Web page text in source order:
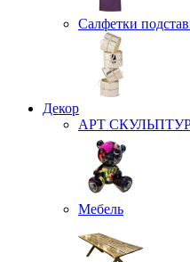
Салфетки
Декор
АРТ
Мебель